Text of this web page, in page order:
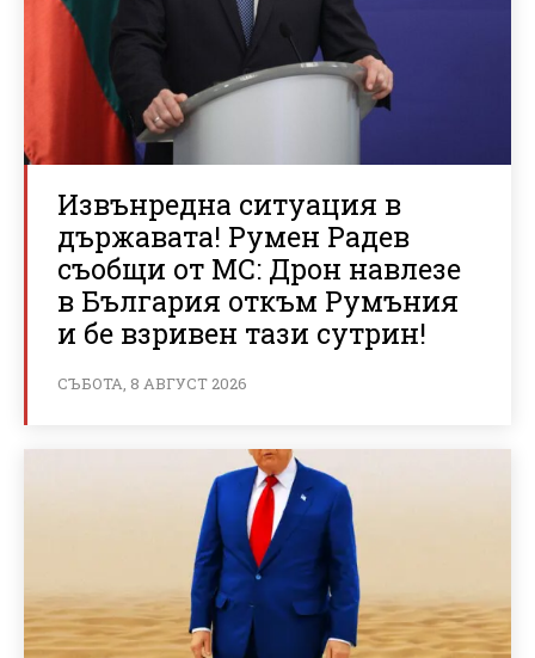
Извънредна ситуация в
държавата! Румен Радев
съобщи от МС: Дрон навлезе
в България откъм Румъния
и бе взривен тази сутрин!
СЪБОТА, 8 АВГУСТ 2026